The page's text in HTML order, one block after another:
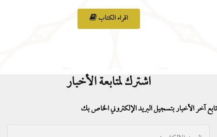
اقراء الكتاب
اشترك لمتابعة الأخبار
تابع آخر الأخبار بتسجيل البريد الإلكتروني الخاص بك